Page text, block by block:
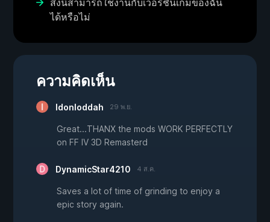
สิ่งนี้สามารถใช้งานกับเวอร์ชันเกมของฉัน
ได้หรือไม่
ความคิดเห็น
Idonloddah 29 พ.ย.
Great...THANX the mods WORK PERFECTLY
on FF IV 3D Remasterd
DynamicStar4210 4 ส.ค.
Saves a lot of time of grinding to enjoy a
epic story again.